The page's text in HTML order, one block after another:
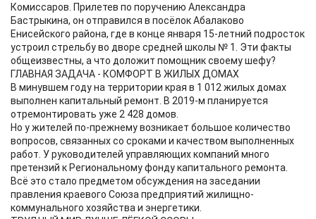
Комиссаров. Прилетев по поручению Александра
Бастрыкина, он отправился в посёлок Абалаково
Енисейского района, где в конце января 15-летний подросток
устроил стрельбу во дворе средней школы № 1. Эти факты
общеизвестны, а что доложит помощник своему шефу?
ГЛАВНАЯ ЗАДАЧА - КОМФОРТ В ЖИЛЫХ ДОМАХ
В минувшем году на территории края в 1 012 жилых домах
выполнен капитальный ремонт. В 2019-м планируется
отремонтировать уже 2 428 домов.
Но у жителей по-прежнему возникает большое количество
вопросов, связанных со сроками и качеством выполненных
работ. У руководителей управляющих компаний много
претензий к Региональному фонду капитального ремонта.
Всё это стало предметом обсуждения на заседании
правления краевого Союза предприятий жилищно-
коммунального хозяйства и энергетики.